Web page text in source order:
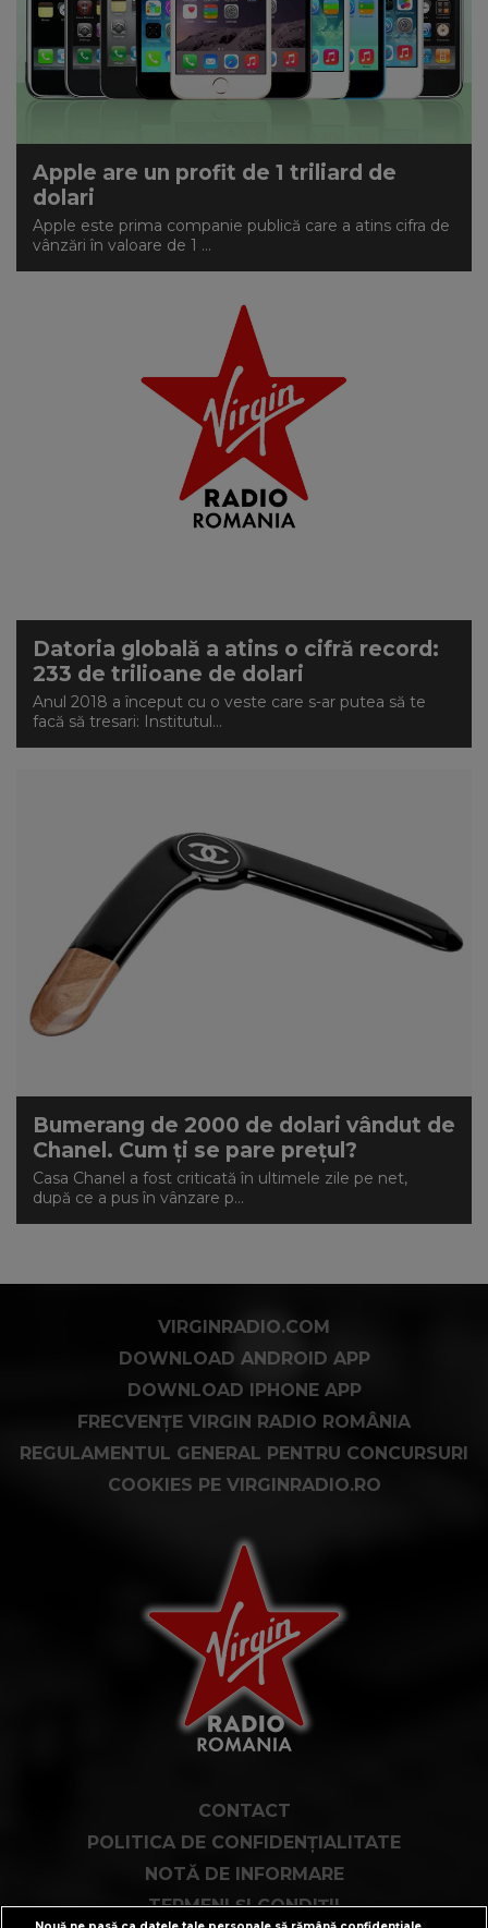
Apple are un profit de 1 triliard de
dolari
Apple este prima companie publică care a atins cifra de
vânzări în valoare de 1 ...
Datoria globală a atins o cifră record:
233 de trilioane de dolari
Anul 2018 a început cu o veste care s-ar putea să te
facă să tresari: Institutul...
Bumerang de 2000 de dolari vândut de
Chanel. Cum ți se pare prețul?
Casa Chanel a fost criticată în ultimele zile pe net,
după ce a pus în vânzare p...
VIRGINRADIO.COM
DOWNLOAD ANDROID APP
DOWNLOAD IPHONE APP
FRECVENȚE VIRGIN RADIO ROMÂNIA
REGULAMENTUL GENERAL PENTRU CONCURSURI
COOKIES PE VIRGINRADIO.RO
CONTACT
POLITICA DE CONFIDENȚIALITATE
NOTĂ DE INFORMARE
TERMENI ȘI CONDIȚII